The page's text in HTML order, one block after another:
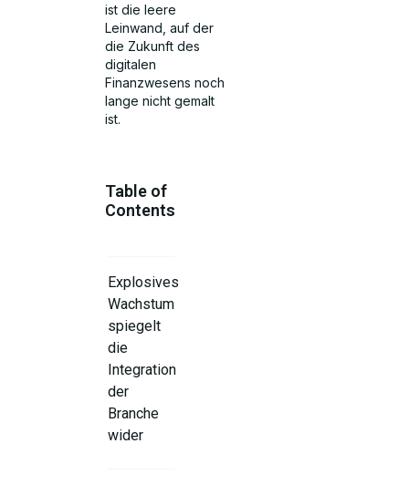
ist die leere
Leinwand, auf der
die Zukunft des
digitalen
Finanzwesens noch
lange nicht gemalt
ist.
Table of
Contents
Explosives
Wachstum
spiegelt
die
Integration
der
Branche
wider